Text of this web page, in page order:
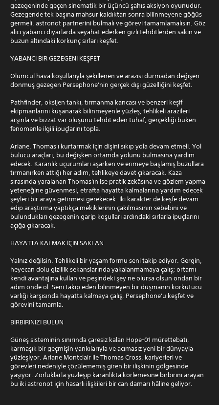
gezegeninde geçen sinematik bir üçüncü şahıs aksiyon oyunudur.
Gezegende tek başına mahsur kaldıktan sonra bilinmeyene göğüs
germeli, astronot partnerini bulmalı ve görevi tamamlamalısın. Göz
alıcı yabancı diyarlarda seyahat ederken gizli tehditlerden sakın ve
buzun altındaki korkunç sırları keşfet.
YABANCI BIR GEZEGENI KEŞFET
Ölümcül hava koşullarıyla şekillenen ve arazisi durmadan değişen
donmuş gezegen Persephone'nin gerçek dışı güzelliğini keşfet.
Pathfinder, oksijen tankı, tırmanma kancası ve benzeri keşif
ekipmanlarını kuşanarak bilinmeyenle yüzleş, tehlikeli arazileri
arşınla ve bizzat var oluşunu tehdit eden tuhaf, gerçekliği büken
fenomenle ilgili ipuçlarını topla.
Ariane, Thomas'ı kurtarmak için dişini sıkıp yola devam etmeli. Yol
bulucu araçları, bu değişken ortamda yolunu bulmasına yardım
edecek. Karanlık uçurumları aşarken ve erimeye başlamış buzullara
tırmanırken attığı her adım, tehlikeye davet çıkaracak. Kaza
sırasında yaralanan Thomas'ın ise pratik zekâsına ve gözlem yapma
yeteneğine güvenmesi, etrafta hayatta kalmalarına yardım edecek
şeyleri bir araya getirmesi gerekecek. İki karakter de keşfe devam
edip araştırma yaptıkça mekiklerinin çakılmasının sebebini ve
bulundukları gezegenin garip koşulları ardındaki sırlarla ipuçlarını
açığa çıkaracak.
HAYATTA KALMAK İÇIN SAKLAN
Yalnız değilsin. Tehlikeli bir yaşam formu seni takip ediyor. Gergin,
heyecan dolu gizlilik sekanslarında yakalanmamaya çalış; ortamı
kendi avantajına kullan ve peşindeki şey ne olursa olsun ondan bir
adım önde ol. Seni takip eden bilinmeyen bir düşmanın korkutucu
varlığı karşısında hayatta kalmaya çalış, Persephone'u keşfet ve
görevini tamamla.
BIRBIRINIZI BULUN
Güneş sisteminin sınırında çaresiz kalan Hope-01 mürettebatı,
karmaşık bir geçmişin yankılarıyla ve acımasız yeni bir dünyayla
yüzleşiyor. Ariane Montclair ile Thomas Cross, kariyerleri ve
görevleri nedeniyle çözülememiş giren bir ilişkinin gölgesinde
yaşıyor. Zorluklarla yüzleşip karanlıkta körlemesine birbirini arayan
bu iki astronot için hasarlı ilişkileri bir can damarı hâline geliyor.